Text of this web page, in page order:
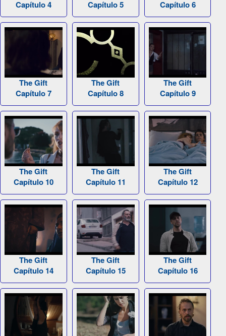
Capítulo 4
Capítulo 5
Capítulo 6
The Gift
Capítulo 7
The Gift
Capítulo 8
The Gift
Capítulo 9
The Gift
Capítulo 10
The Gift
Capítulo 11
The Gift
Capítulo 12
The Gift
Capítulo 14
The Gift
Capítulo 15
The Gift
Capítulo 16